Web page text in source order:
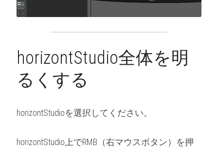
horizontStudio全体を明
るくする
horizontStudioを選択してください。
horizontStudio上でRMB（右マウスボタン）を押